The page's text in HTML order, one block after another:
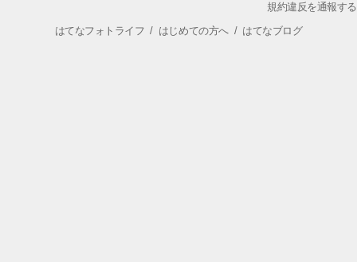
規約違反を通報する
はてなフォトライフ / はじめての方へ/ はてなブログ